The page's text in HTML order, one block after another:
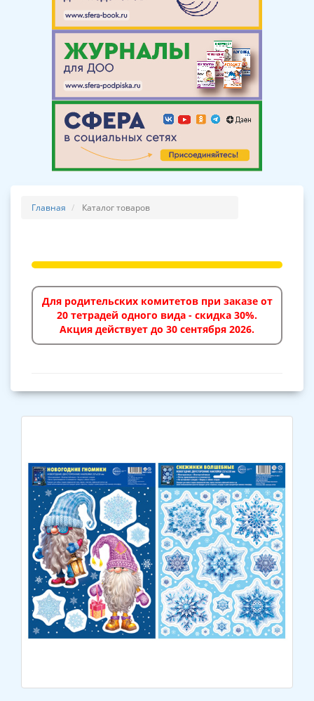
Главная Каталог товаров
Для родительских комитетов при заказе от
20 тетрадей одного вида - скидка 30%.
Акция действует до 30 сентября 2026.